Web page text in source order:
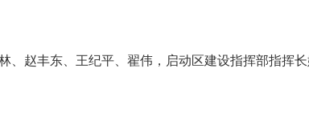
赵丰东、王纪平、翟伟，启动区建设指挥部指挥